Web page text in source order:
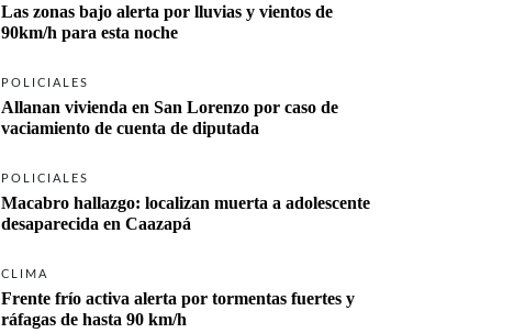
Las zonas bajo alerta por lluvias y vientos de
90km/h para esta noche
POLICIALES
Allanan vivienda en San Lorenzo por caso de
vaciamiento de cuenta de diputada
POLICIALES
Macabro hallazgo: localizan muerta a adolescente
CLIMA
Frente frío activa alerta por tormentas fuertes y
ráfagas de hasta 90 km/h